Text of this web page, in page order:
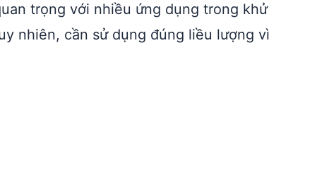
trọng với nhiều ứng dụng trong khử
nhiên, cần sử dụng đúng liều lượng vì